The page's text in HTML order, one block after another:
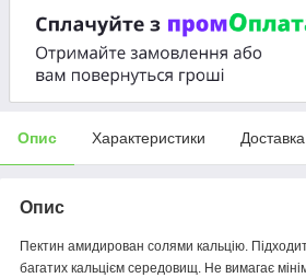
Опис Характеристики Доставка
Опис
Пектин амидирован солями кальцію.
багатих кальцієм середовищ. Не вимагає